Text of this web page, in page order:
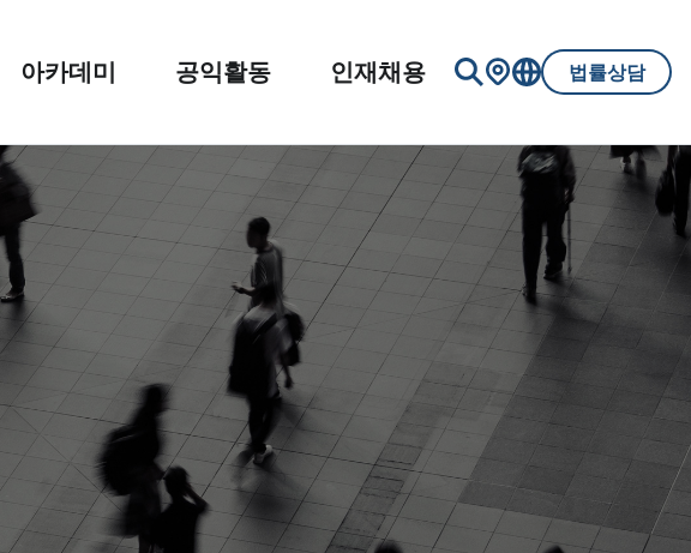
아카데미 공익활동 인재채용 법률상담